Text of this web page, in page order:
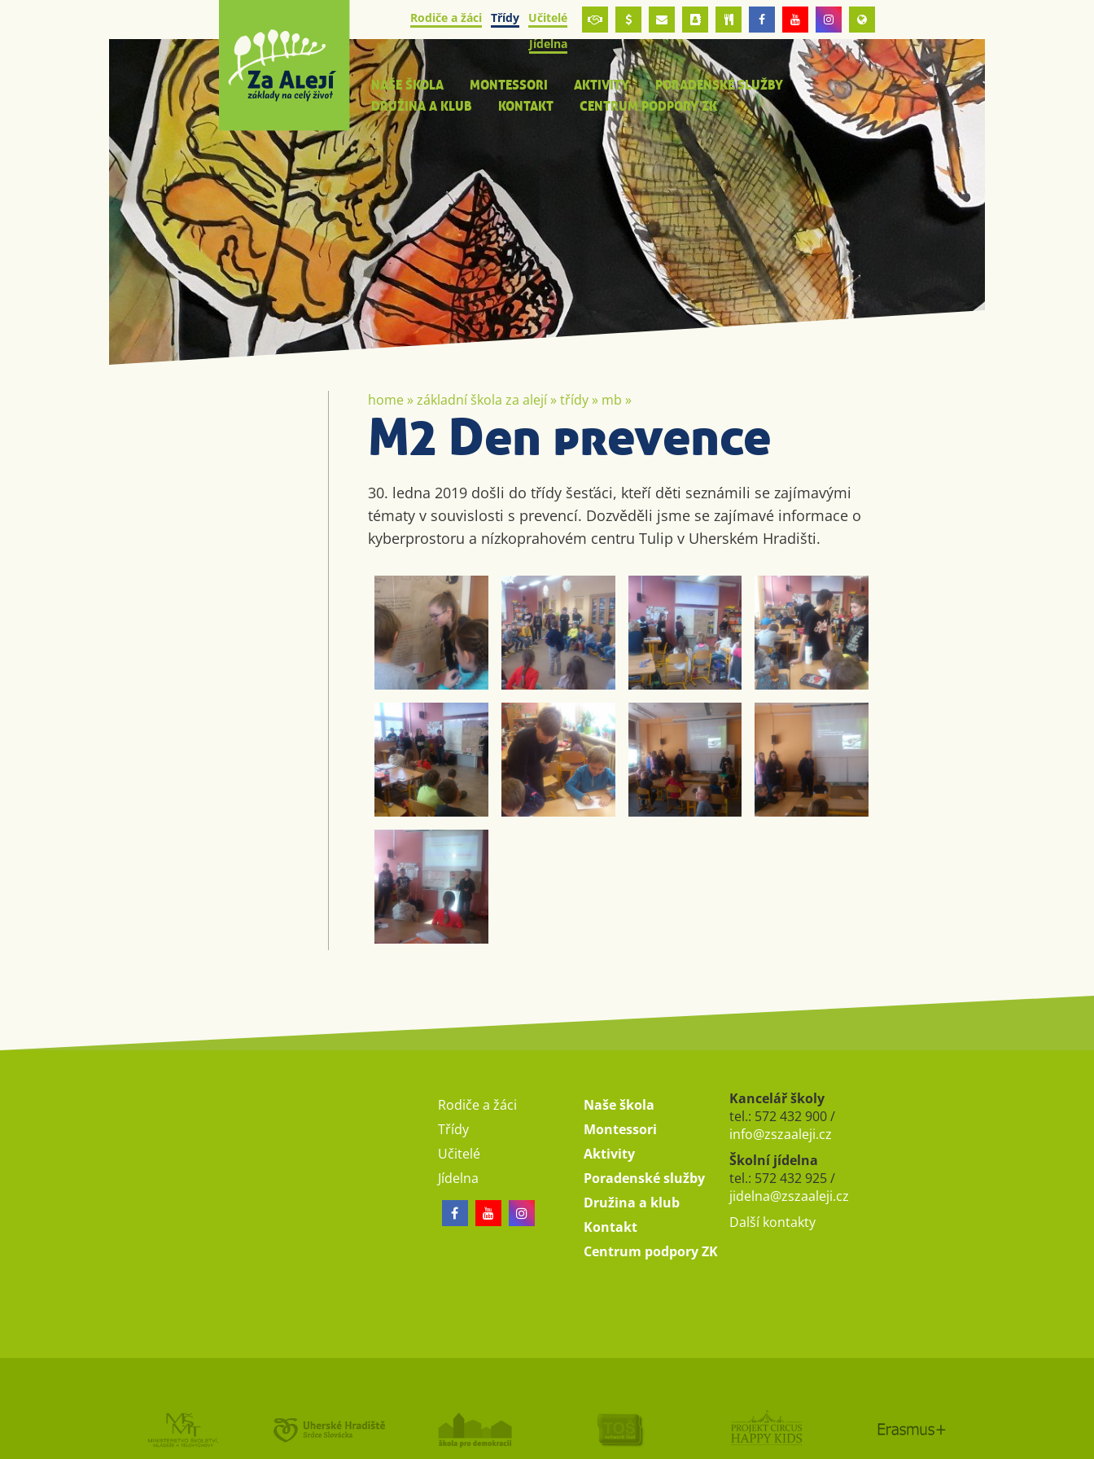
Rodiče a žáci Třídy
Učitelé
Jídelna
NAŠE ŠKOLA MONTESSORI AKTIVITY
PORADENSKÉ SLUŽBY
DRUŽINA A KLUB
KONTAKT CENTRUM PODPORY ZK
home»základní škola za alejí»třídy» mb »
M2 Den prevence
30. ledna 2019 došli do třídy šesťáci, kteří děti seznámili se zajímavými
tématy v souvislosti s prevencí. Dozvěděli jsme se zajímavé informace o
kyberprostoru a nízkoprahovém centru Tulip v Uherském Hradišti.
Rodiče a žáci
Třídy
Učitelé
Jídelna
Naše škola
Montessori
Aktivity
Poradenské služby
Družina a klub
Kontakt
Centrum podpory ZK
Kancelář školy
tel.: 572 432 900 /
info@zszaaleji.cz
Školní jídelna
tel.: 572 432 925 /
jidelna@zszaaleji.cz
Další kontakty